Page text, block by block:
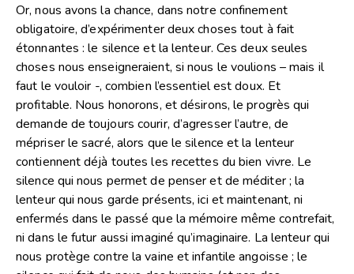
Or, nous avons la chance, dans notre confinement
obligatoire, d’expérimenter deux choses tout à fait
étonnantes : le silence et la lenteur. Ces deux seules
choses nous enseigneraient, si nous le voulions – mais il
faut le vouloir -, combien l’essentiel est doux. Et
profitable. Nous honorons, et désirons, le progrès qui
demande de toujours courir, d’agresser l’autre, de
mépriser le sacré, alors que le silence et la lenteur
contiennent déjà toutes les recettes du bien vivre. Le
silence qui nous permet de penser et de méditer ; la
lenteur qui nous garde présents, ici et maintenant, ni
enfermés dans le passé que la mémoire même contrefait,
ni dans le futur aussi imaginé qu’imaginaire. La lenteur qui
nous protège contre la vaine et infantile angoisse ; le